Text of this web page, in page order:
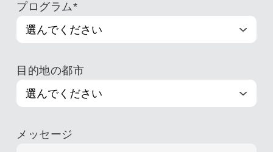
プログラム*
目的地の都市
メッセージ